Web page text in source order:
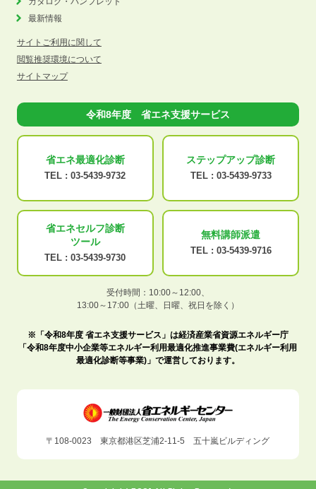
最新情報
サイトご利用に関して
閲覧推奨環境について
サイトマップ
令和8年度 省エネ支援サービス
省エネ最適化診断
TEL : 03-5439-9732
ステップアップ診断
TEL : 03-5439-9733
省エネセルフ診断
ツール
TEL : 03-5439-9730
無料講師派遣
TEL : 03-5439-9716
受付時間：10:00～12:00、
13:00～17:00（土曜、日曜、祝日を除く）
※「令和8年度 省エネ支援サービス」は経済産業省資源エネルギー庁
「令和8年度中小企業等エネルギー利用最適化推進事業費(エネルギー利用
最適化診断等事業)」で運営しております。
〒108-0023 東京都港区芝浦2-11-5 五十嵐ビルディング